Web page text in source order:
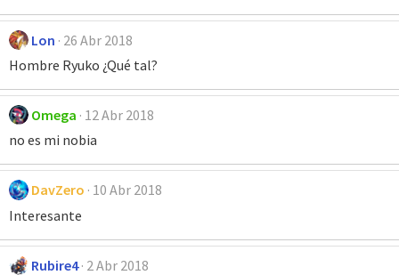
Lon 26 Abr 2018
Hombre Ryuko ¿Qué tal?
Omega 12 Abr 2018
no es mi nobia
DavZero 10 Abr 2018
Interesante
Rubire4 2 Abr 2018